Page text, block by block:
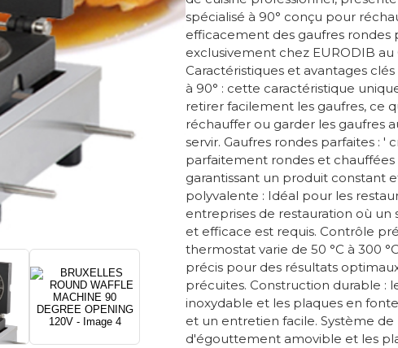
spécialisé à 90° conçu pour
efficacement des gaufres rondes
exclusivement chez EURODIB au
Caractéristiques et avantages
à 90° : cette caractéristique
retirer facilement les gaufres, ce
réchauffer ou garder les gaufres
servir. Gaufres rondes parfaites : '
parfaitement rondes et
garantissant un produit constant
polyvalente : Idéal pour les
entreprises de restauration où un
et efficace est requis. Contrôle
thermostat varie de 50 °C à 300
précis pour des résultats
précuites. Construction durable :
inoxydable et les plaques en
et un entretien facile. Système
d'égouttement amovible et les